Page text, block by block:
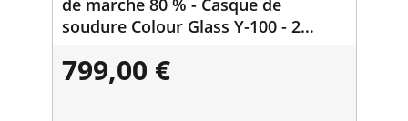
soudure Colour Glass Y-100 - 2
30/45/60/75/90/105/135° - 25 kg
799,00 €